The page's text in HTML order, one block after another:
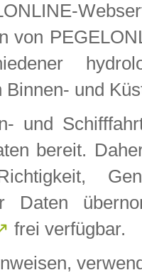
von
Binnen- und
und
bereit.
Daten
frei verfügbar.